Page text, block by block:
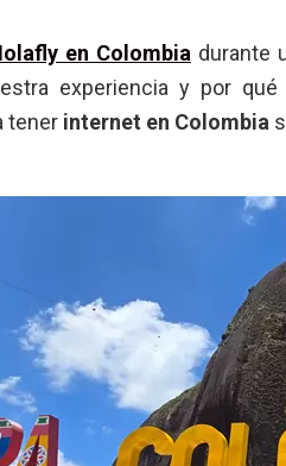
en Colombia durante
experiencia y por qué
tener internet en Colombia